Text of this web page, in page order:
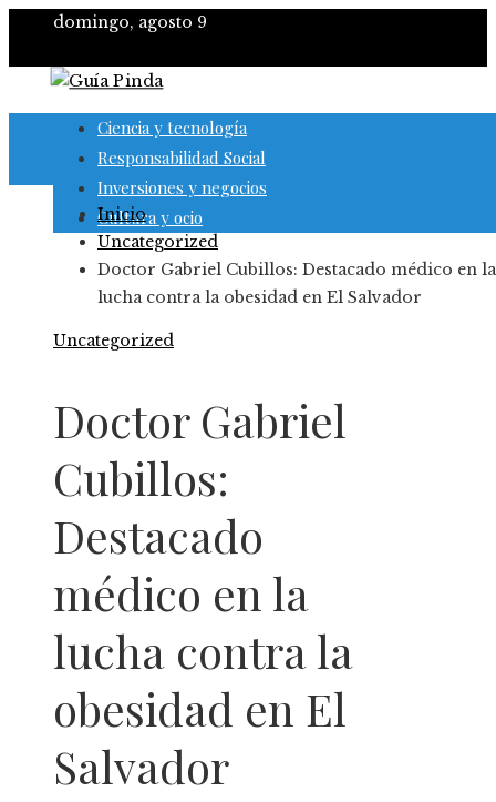
domingo, agosto 9
Ciencia y tecnología
Responsabilidad Social
Inversiones y negocios
Cultura y ocio
Inicio
Uncategorized
Doctor Gabriel Cubillos: Destacado médico en la
lucha contra la obesidad en El Salvador
Uncategorized
Doctor Gabriel
Cubillos:
Destacado
médico en la
lucha contra la
obesidad en El
Salvador